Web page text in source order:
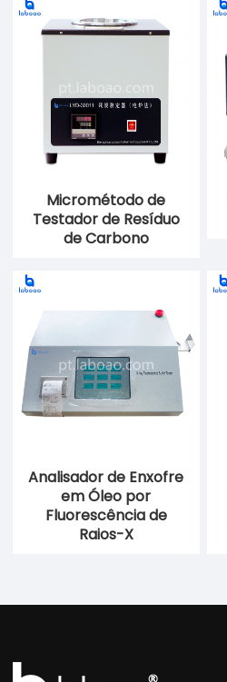
Micrométodo de
Testador de Resíduo
de Carbono
Analisador de Enxofre
em Óleo por
Fluorescência de
Raios-X